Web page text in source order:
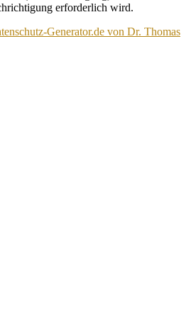
erforderlich wird.
Generator.de von Dr. Thomas